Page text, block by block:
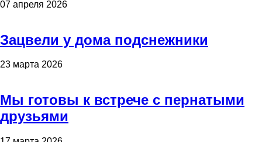
07 апреля 2026
Зацвели у дома подснежники
23 марта 2026
Мы готовы к встрече с пернатыми
друзьями